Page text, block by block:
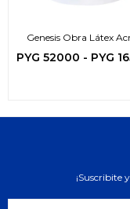
Genesis Obra Látex
Interior Exterior
PYG 52000 - PYG
¡Suscribite